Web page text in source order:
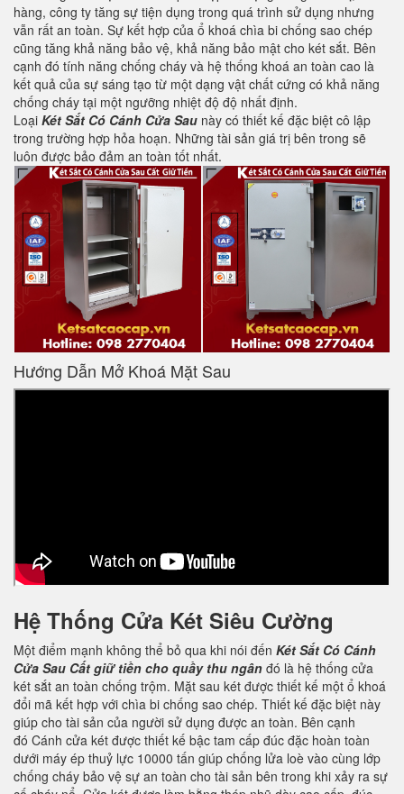
hàng, công ty tăng sự tiện dụng trong quá trình sử dụng nhưng
vẫn rất an toàn. Sự kết hợp của ổ khoá chìa bi chống sao chép
cũng tăng khả năng bảo vệ, khả năng bảo mật cho két sắt. Bên
cạnh đó tính năng chống cháy và hệ thống khoá an toàn cao là
kết quả của sự sáng tạo từ một dạng vật chất cứng có khả năng
chống cháy tại một ngưỡng nhiệt độ độ nhất định.
Loại Két Sắt Có Cánh Cửa Sau này có thiết kế đặc biệt cô lập
trong trường hợp hỏa hoạn. Những tài sản giá trị bên trong sẽ
luôn được bảo đảm an toàn tốt nhất.
Hướng Dẫn Mở Khoá Mặt Sau
Hệ Thống Cửa Két Siêu Cường
Một điểm mạnh không thể bỏ qua khi nói đến Két Sắt Có Cánh
Cửa Sau Cất giữ tiền cho quầy thu ngân đó là hệ thống cửa
két sắt an toàn chống trộm. Mặt sau két được thiết kế một ổ khoá
đổi mã kết hợp với chìa bi chống sao chép. Thiết kế đặc biệt này
giúp cho tài sản của người sử dụng được an toàn. Bên cạnh
đó Cánh cửa két được thiết kế bậc tam cấp đúc đặc hoàn toàn
dưới máy ép thuỷ lực 10000 tấn giúp chống lửa loè vào cùng lớp
chống cháy bảo vệ sự an toàn cho tài sản bên trong khi xảy ra sự